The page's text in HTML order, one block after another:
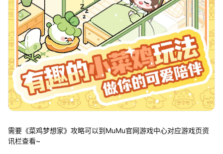
需要《菜鸡梦想家》攻略可以到MuMu官网游戏中心对应游戏页资
讯栏查看~